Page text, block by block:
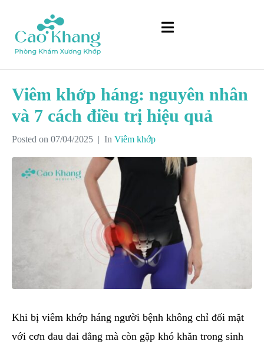
Viêm khớp háng: nguyên nhân
và 7 cách điều trị hiệu quả
Posted on 07/04/2025 In Viêm khớp
Khi bị viêm khớp háng người bệnh không chỉ đối mặt
với cơn đau dai dẳng mà còn gặp khó khăn trong sinh